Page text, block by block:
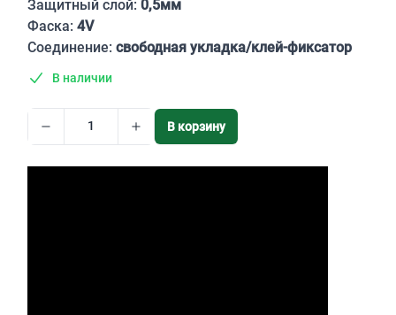
Защитный слой: 0,5мм
Фаска: 4V
Соединение: свободная укладка/клей-фиксатор
В наличии
В корзину